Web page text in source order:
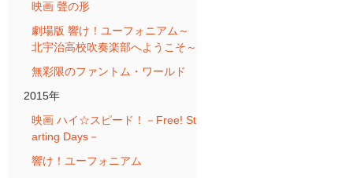
映画 聲の形
劇場版 響け！ユーフォニアム～
北宇治高校吹奏楽部へようこそ～
無彩限のファントム・ワールド
2015年
映画 ハイ☆スピード！－Free! St
arting Days－
響け！ユーフォニアム